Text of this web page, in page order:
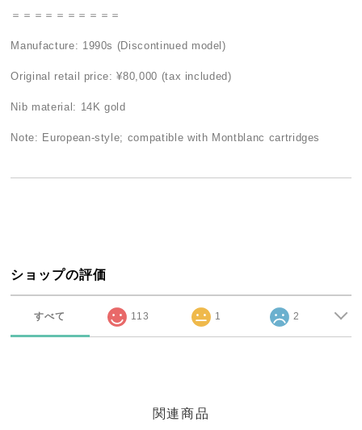
＝＝＝＝＝＝＝＝＝＝
Manufacture: 1990s (Discontinued model)
Original retail price: ¥80,000 (tax included)
Nib material: 14K gold
Note: European-style; compatible with Montblanc cartridges
ショップの評価
すべて 113 1 2
関連商品